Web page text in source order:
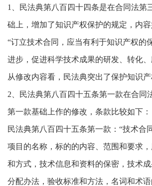
1、民法典第八百四十四条是在合同法第
础上，增加了知识产权保护的规定，内容
“订立技术合同，应当有利于知识产权的
进步，促进科学技术成果的研发、转化
从修改内容看，民法典突出了保护知识产
2、民法典第八百四十五条第一款在合同
第一款基础上作的修改，条款比较如下：
民法典第八百四十五条第一款：“技术合
项目的名称，标的的内容、范围和要求
和方式，技术信息和资料的保密，技术
分配办法，验收标准和方法，名词和术